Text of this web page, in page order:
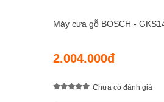
Máy cưa gỗ BOSCH -
2.004.000đ
Chưa có đánh giá